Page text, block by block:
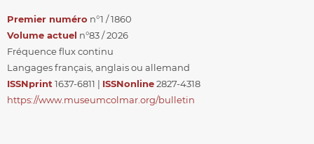
Premier numéro n°1 / 1860
Volume actuel n°83 / 2026
Fréquence flux continu
Langages français, anglais ou allemand
ISSNprint 1637-6811 | ISSNonline2827-4318
https://www.museumcolmar.org/bulletin